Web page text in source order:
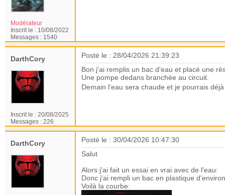
Modérateur
Inscrit le : 10/08/2022
Messages : 1540
DarthCory
Inscrit le : 20/08/2025
Messages : 226
Posté le : 28/04/2026 21:39:23
Bon j'ai remplis un bac d'eau et placé une
Une pompe dedans branchée au circuit.
Demain l'eau sera chaude et je pourrais
DarthCory
Posté le : 30/04/2026 10:47:30
Salut
Alors j'ai fait un essai en vrai avec de l'eau:
Donc j'ai rempli un bac en plastique
Voilà la courbe: